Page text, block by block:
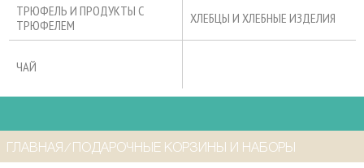
ТРЮФЕЛЬ И ПРОДУКТЫ С
ТРЮФЕЛЕМ
ХЛЕБЦЫ И ХЛЕБНЫЕ ИЗДЕЛИЯ
ЧАЙ
ГЛАВНАЯ ⁄ ПОДАРОЧНЫЕ КОРЗИНЫ И НАБОРЫ